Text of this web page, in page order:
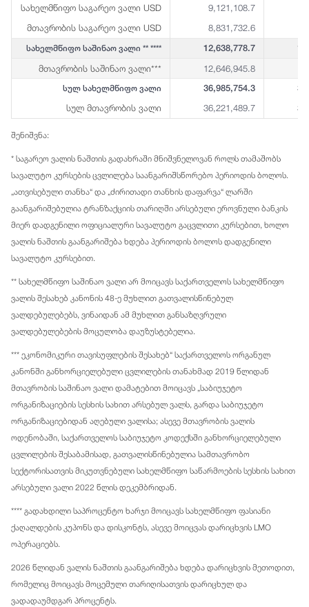
სახელმწიფო საგარეო ვალი USD 9,121,108.7
მთავრობის საგარეო ვალი USD
8,831,732.6
სახელმწიფო საშინაო ვალი ** **** 12,638,778.7
მთავრობის საშინაო ვალი*** 12,646,945.8
სულ სახელმწიფო ვალი 36,985,754.3
სულ მთავრობის ვალი 36,221,489.7
შენიშვნა:
* საგარეო ვალის ნაშთის გადახრაში მნიშვნელოვან როლს თამაშობს
სავალუტო კურსების ცვლილება საანგარიშსწორებო პერიოდის ბოლოს.
„ათვისებული თანხა“ და „ძირითადი თანხის დაფარვა“ ლარში
გაანგარიშებულია ტრანზაქციის თარიღში არსებული ეროვნული ბანკის
მიერ დადგენილი ოფიციალური სავალუტო გაცვლითი კურსებით, ხოლო
ვალის ნაშთის გაანგარიშება ხდება პერიოდის ბოლოს დადგენილი
სავალუტო კურსებით.
** სახელმწიფო საშინაო ვალი არ მოიცავს საქართველოს სახელმწიფო
ვალის შესახებ კანონის 48-ე მუხლით გათვალისწინებულ
ვალდებულებებს, ვინაიდან ამ მუხლით განსაზღვრული
ვალდებულებების მოცულობა დაუზუსტებელია.
*** ეკონომიკური თავისუფლების შესახებ“ საქართველოს ორგანულ
კანონში განხორციელებული ცვლილების თანახმად 2019 წლიდან
მთავრობის საშინაო ვალი დამატებით მოიცავს „საბიუჯეტო
ორგანიზაციების სესხის სახით არსებულ ვალს, გარდა საბიუჯეტო
ორგანიზაციებიდან აღებული ვალისა; ასევე მთავრობის ვალის
ოდენობაში, საქართველოს საბიუჯეტო კოდექსში განხორციელებული
ცვლილების შესაბამისად, გათვალისწინებულია სამთავრობო
სექტორისათვის მიკუთვნებული სახელმწიფო საწარმოების სესხის სახით
არსებული ვალი 2022 წლის დეკემბრიდან.
**** გადახდილი საპროცენტო ხარჯი მოიცავს სახელმწიფო ფასიანი
ქაღალდების კუპონს და დისკონტს, ასევე მოიცვას დარიცხვის LMO
ოპერაციებს.
2026 წლიდან ვალის ნაშთის გაანგარიშება ხდება დარიცხვის მეთოდით,
რომელიც მოიცავს მოცემული თარიღისათვის დარიცხულ და
ვადადაუმდგარ პროცენტს.